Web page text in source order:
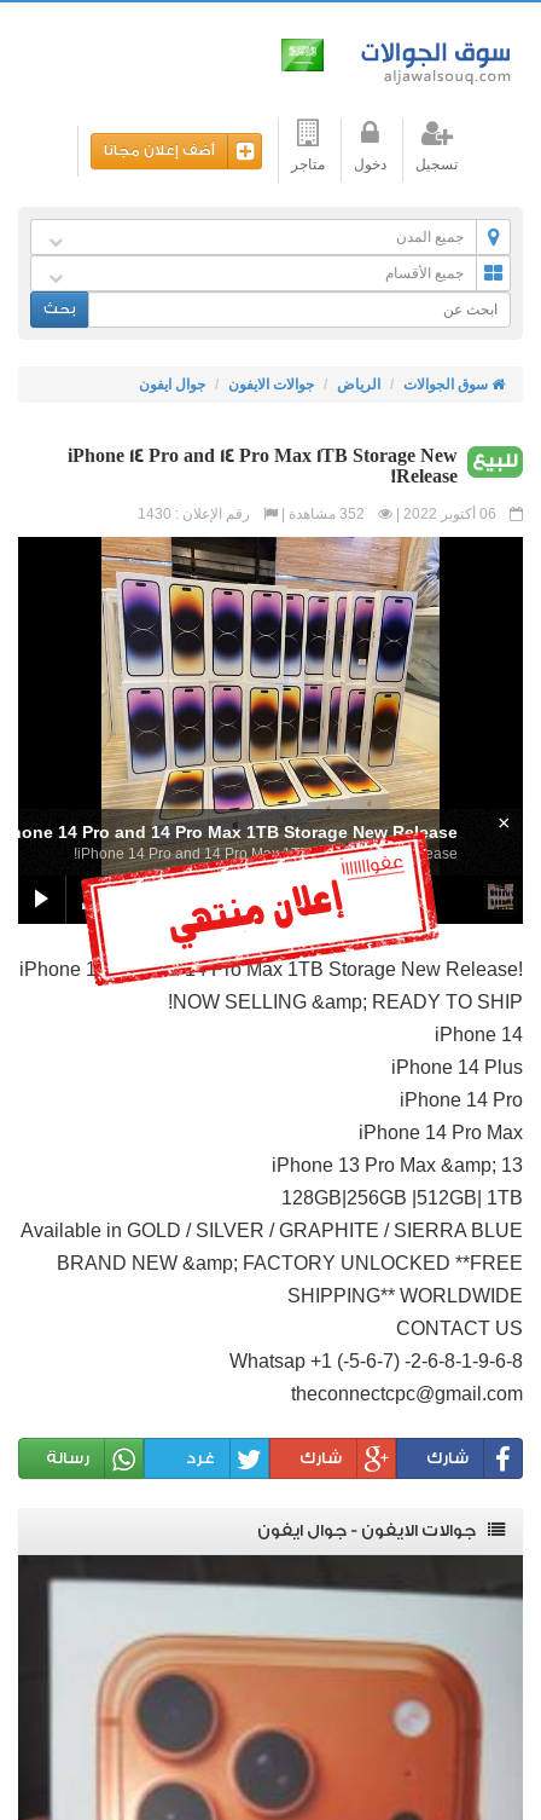
تسجيل دخول متاجر
أضف إعلان مجانا
جميع المدن
جميع الأقسام
بحث
سوق الجوالات الرياض جوالات الايفون جوال ايفون
للبيع
iPhone 14 Pro and 14 Pro Max 1TB Storage New
Release!
رقم الإعلان : 1430
14 Pro and 14 Pro Max 1TB Storage New Release!
iPhone 14 Pro and 14 Pro Max 1TB Storage New Release!
×
iPhone 14 Pro and 14 Pro Max 1TB Storage New Release!
NOW SELLING &amp; READY TO SHIP!
iPhone 14
iPhone 14 Plus
iPhone 14 Pro
iPhone 14 Pro Max
iPhone 13 Pro Max &amp; 13
128GB|256GB |512GB| 1TB
Available in GOLD / SILVER / GRAPHITE / SIERRA BLUE
BRAND NEW &amp; FACTORY UNLOCKED **FREE
SHIPPING** WORLDWIDE
CONTACT US
Whatsap +1 (-5-6-7) -2-6-8-1-9-6-8
theconnectcpc@gmail.com
شارك شارك غرد رسالة
جوالات الايفون - جوال ايفون